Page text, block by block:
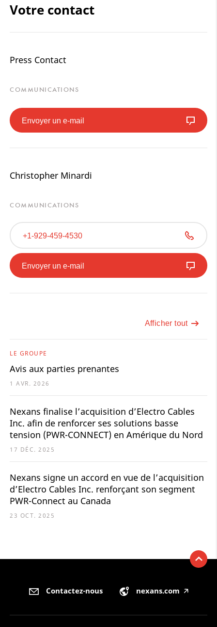
Votre contact
Press Contact
COMMUNICATIONS
Envoyer un e-mail
Christopher Minardi
COMMUNICATIONS
+1-929-459-4530
Envoyer un e-mail
Afficher tout
LE GROUPE
Avis aux parties prenantes
1 AVR. 2026
Nexans finalise l’acquisition d’Electro Cables
Inc. afin de renforcer ses solutions basse
tension (PWR-CONNECT) en Amérique du Nord
17 DÉC. 2025
Nexans signe un accord en vue de l’acquisition
d’Electro Cables Inc. renforçant son segment
PWR-Connect au Canada
23 OCT. 2025
Contactez-nous nexans.com 🡥